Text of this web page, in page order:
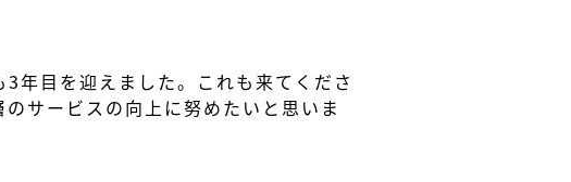
年目を迎えました。これも来てくださ
サービスの向上に努めたいと思いま